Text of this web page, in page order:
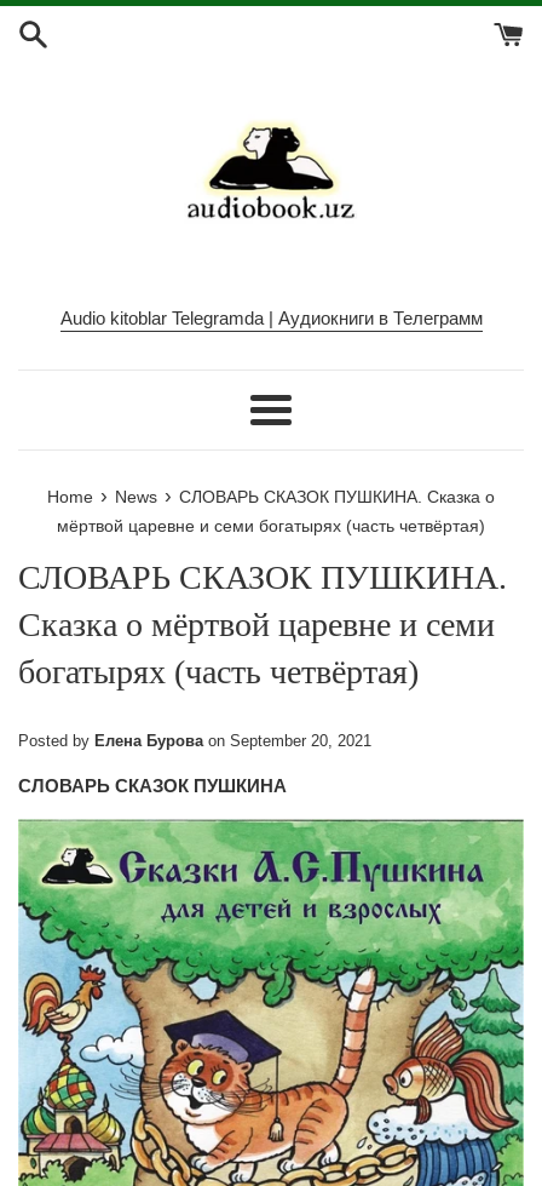
Skip
Audio kitoblar Telegramda | Аудиокниги в Телеграмм
Menu
Home › News › СЛОВАРЬ СКАЗОК ПУШКИНА. Сказка о
мёртвой царевне и семи богатырях (часть четвёртая)
СЛОВАРЬ СКАЗОК ПУШКИНА.
Сказка о мёртвой царевне и семи
богатырях (часть четвёртая)
Posted by Елена Бурова on September 20, 2021
СЛОВАРЬ СКАЗОК ПУШКИНА